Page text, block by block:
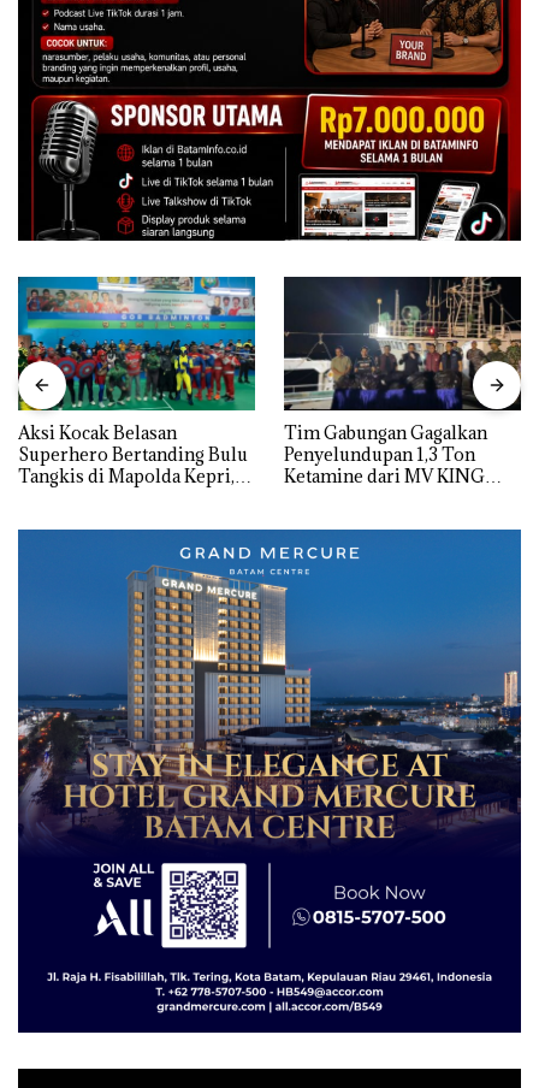
Aksi Kocak Belasan
Superhero Bertanding Bulu
Tangkis di Mapolda Kepri,
Tim Gabungan Gagalkan
Penyelundupan 1,3 Ton
Ketamine dari MV KING